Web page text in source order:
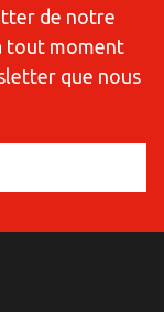
de notre
tout moment
que nous